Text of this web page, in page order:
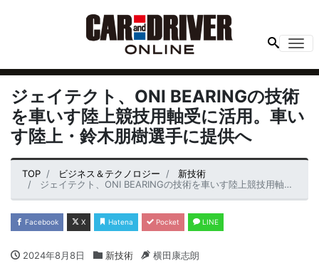
ジェイテクト、ONI BEARINGの技術
を車いす陸上競技用軸受に活用。車い
す陸上・鈴木朋樹選手に提供へ
TOP ビジネス＆テクノロジー
新技術
ジェイテクト、ONI BEARINGの技術を車いす陸上競技用軸受に活用。車いす陸上・鈴木朋樹選手に提供へ
Facebook X Hatena Pocket LINE
2024年8月8日 新技術 横田康志朗